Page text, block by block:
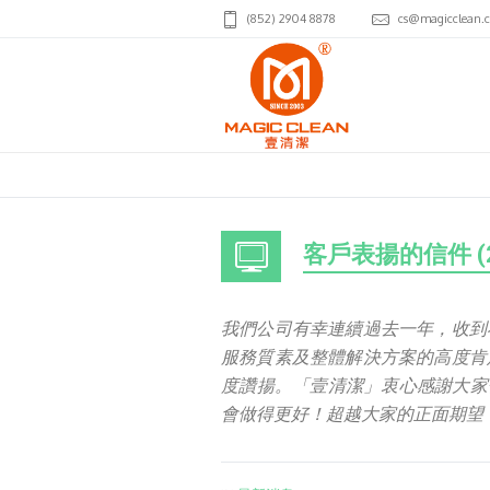
(852) 2904 8878
客戶表揚的信件
我們公司有幸連續過去一年，收
服務質素及整體解決方案的高度
度讚揚。「壹清潔」衷心感謝大
會做得更好！超越大家的正面期望